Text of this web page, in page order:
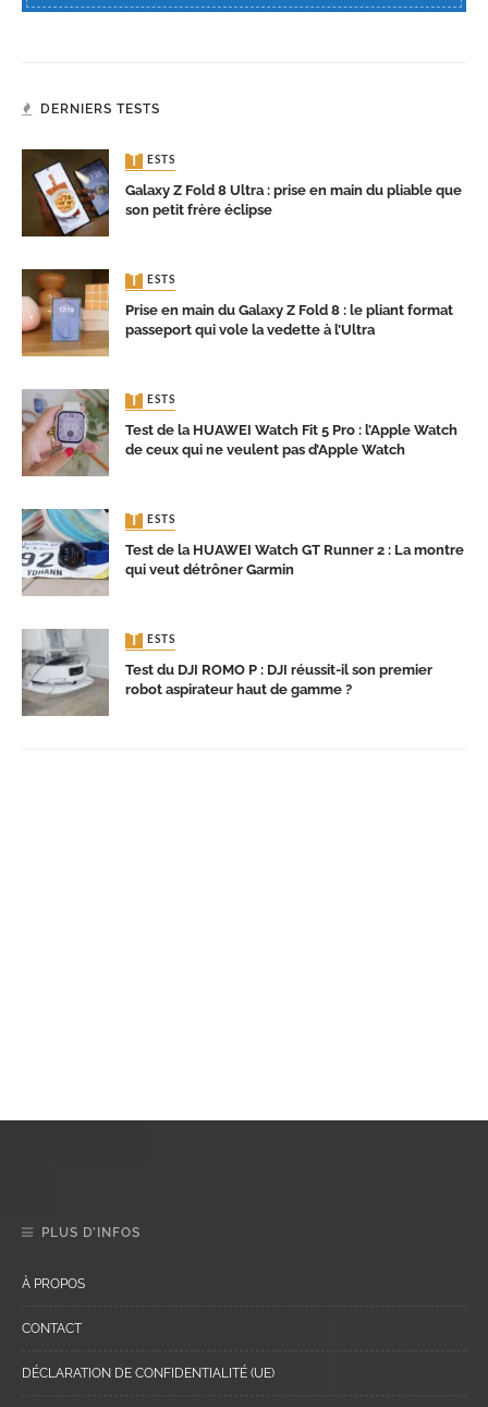
DERNIERS TESTS
TESTS
Galaxy Z Fold 8 Ultra : prise en main du pliable que
son petit frère éclipse
TESTS
Prise en main du Galaxy Z Fold 8 : le pliant format
passeport qui vole la vedette à l’Ultra
TESTS
Test de la HUAWEI Watch Fit 5 Pro : l’Apple Watch
de ceux qui ne veulent pas d’Apple Watch
TESTS
Test de la HUAWEI Watch GT Runner 2 : La montre
qui veut détrôner Garmin
TESTS
Test du DJI ROMO P : DJI réussit-il son premier
robot aspirateur haut de gamme ?
PLUS D’INFOS
À PROPOS
CONTACT
DÉCLARATION DE CONFIDENTIALITÉ (UE)